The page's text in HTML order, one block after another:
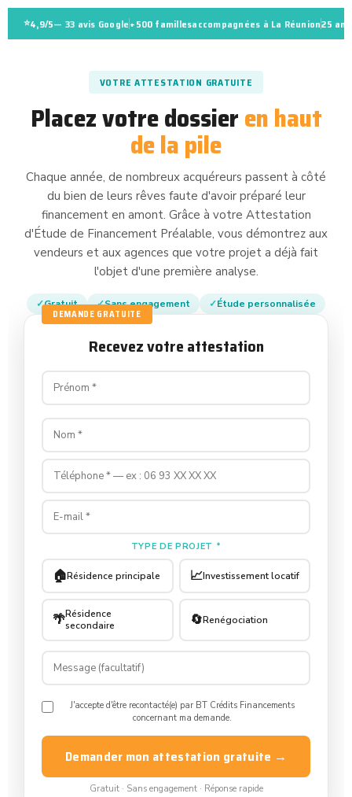
⭐4,9/5— 33 avis Google+500 famillesaccompagnées à La Réunion25 ans
VOTRE ATTESTATION GRATUITE
Placez votre dossieren haut
de la pile
Chaque année, de nombreux acquéreurs passent à côté
du bien de leurs rêves faute d'avoir préparé leur
financement en amont. Grâce à votre Attestation
d'Étude de Financement Préalable, vous démontrez aux
vendeurs et aux agences que votre projet a déjà fait
l'objet d'une première analyse.
✓Gratuit ✓Sans engagement ✓Étude personnalisée
DEMANDE GRATUITE
Recevez votre attestation
TYPE DE PROJET *
🏠Résidence principale 📈Investissement locatif
🌴Résidence
secondaire
🔄Renégociation
J'accepte d'être recontacté(e) par BT Crédits Financements
concernant ma demande.
Demander mon attestation gratuite →
Gratuit · Sans engagement · Réponse rapide